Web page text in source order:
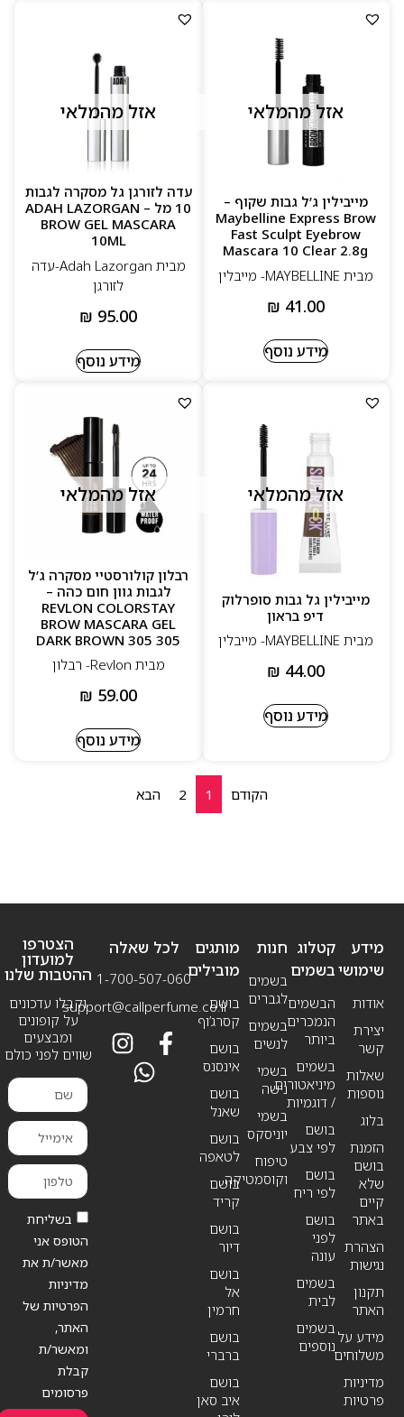
אזל מהמלאי
מייבילין ג’ל גבות שקוף –
Maybelline Express Brow
Fast Sculpt Eyebrow
Mascara 10 Clear 2.8g
מבית MAYBELLINE- מייבלין
₪ 41.00
מידע נוסף
אזל מהמלאי
עדה לזורגן גל מסקרה לגבות
10 מל – ADAH LAZORGAN
BROW GEL MASCARA
10ML
מבית Adah Lazorgan-עדה
לזורגן
₪ 95.00
מידע נוסף
אזל מהמלאי
מייבילין גל גבות סופרלוק
דיפ בראון
מבית MAYBELLINE- מייבלין
₪ 44.00
מידע נוסף
אזל מהמלאי
רבלון קולורסטיי מסקרה ג’ל
לגבות גוון חום כהה –
REVLON COLORSTAY
BROW MASCARA GEL
DARK BROWN 305 305
מבית Revlon- רבלון
₪ 59.00
מידע נוסף
הקודם 1
2 הבא
מידע
שימושי
אודות
יצירת
קשר
שאלות
נוספות
בלוג
הזמנת
בושם
שלא
קיים
באתר
הצהרת
נגישות
תקנון
האתר
מידע על
משלוחים
מדיניות
פרטיות
חנות
בשמים
לגברים
בשמים
לנשים
בשמי
נישה
בשמי
יוניסקס
טיפוח
וקוסמטיקה
קטלוג
בשמים
הבשמים
הנמכרים
ביותר
בשמים
מיניאטורים
/ דוגמיות
בושם
לפי צבע
בושם
לפי ריח
בושם
לפני
עונה
בשמים
לבית
בשמים
נוספים
מותגים
מובילים
בושם
קסרג’וף
בושם
אינסנס
בושם
שאנל
בושם
לטאפה
בושם
קריד
בושם
דיור
בושם
אל
חרמין
בושם
ברברי
בושם
איב סאן
לכל שאלה
1-700-507-060
support@callperfume.co.il
הצטרפו
למועדון
ההטבות שלנו
וקבלו עדכונים
על קופונים
ומבצעים
שווים לפני כולם
בשליחת
הטופס אני
מאשר/ת את
מדיניות
הפרטיות של
האתר,
ומאשר/ת
קבלת
פרסומים